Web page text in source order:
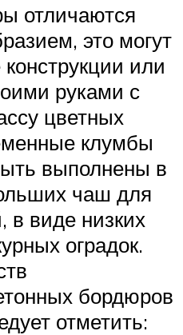
отличаются
это могут
или
руками с
цветных
клумбы
выполнены в
чаш для
в виде низких
оградок.
бордюров
отметить: